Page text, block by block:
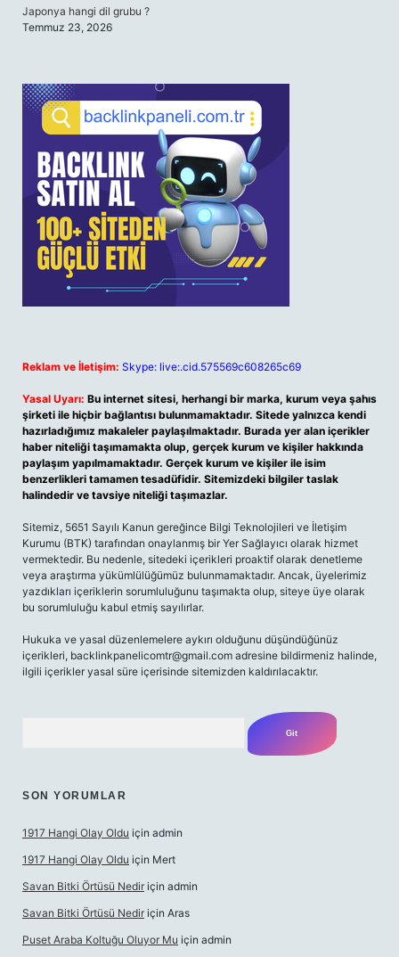
Japonya hangi dil grubu ?
Temmuz 23, 2026
Reklam ve İletişim: Skype: live:.cid.575569c608265c69
Yasal Uyarı: Bu internet sitesi, herhangi bir marka, kurum veya şahıs
şirketi ile hiçbir bağlantısı bulunmamaktadır. Sitede yalnızca kendi
hazırladığımız makaleler paylaşılmaktadır. Burada yer alan içerikler
haber niteliği taşımamakta olup, gerçek kurum ve kişiler hakkında
paylaşım yapılmamaktadır. Gerçek kurum ve kişiler ile isim
benzerlikleri tamamen tesadüfidir. Sitemizdeki bilgiler taslak
halindedir ve tavsiye niteliği taşımazlar.
Sitemiz, 5651 Sayılı Kanun gereğince Bilgi Teknolojileri ve İletişim
Kurumu (BTK) tarafından onaylanmış bir Yer Sağlayıcı olarak hizmet
vermektedir. Bu nedenle, sitedeki içerikleri proaktif olarak denetleme
veya araştırma yükümlülüğümüz bulunmamaktadır. Ancak, üyelerimiz
yazdıkları içeriklerin sorumluluğunu taşımakta olup, siteye üye olarak
bu sorumluluğu kabul etmiş sayılırlar.
Hukuka ve yasal düzenlemelere aykırı olduğunu düşündüğünüz
içerikleri, backlinkpanelicomtr@gmail.com adresine bildirmeniz halinde,
ilgili içerikler yasal süre içerisinde sitemizden kaldırılacaktır.
SON YORUMLAR
1917 Hangi Olay Oldu için admin
1917 Hangi Olay Oldu için Mert
Savan Bitki Örtüsü Nedir için admin
Savan Bitki Örtüsü Nedir için Aras
Puset Araba Koltuğu Oluyor Mu için admin